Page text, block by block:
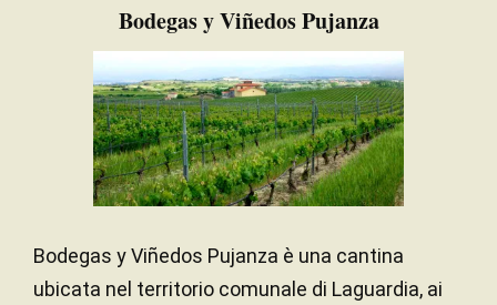
5 mesi
TIPO DI LEGNO Rovere francese
Bodegas y Viñedos Pujanza
Bodegas y Viñedos Pujanza è una cantina
ubicata nel territorio comunale di Laguardia, ai